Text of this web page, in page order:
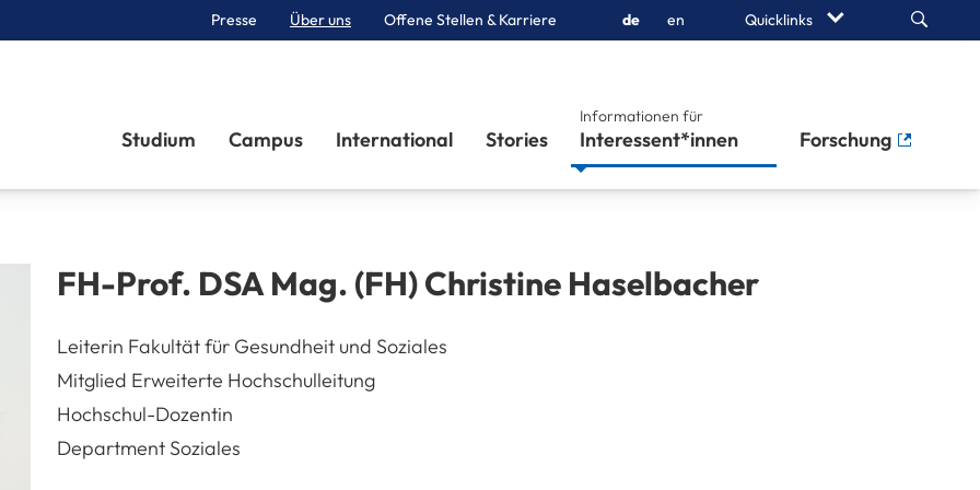
Presse Über uns Offene Stellen & Karriere de en Quicklinks Search
Studium Campus International Stories
Informationen für
Interessent*innen Forschung
FH-Prof. DSA Mag. (FH)Christine Haselbacher
Leiterin Fakultät für Gesundheit und Soziales
Mitglied Erweiterte Hochschulleitung
Hochschul-Dozentin
Department Soziales